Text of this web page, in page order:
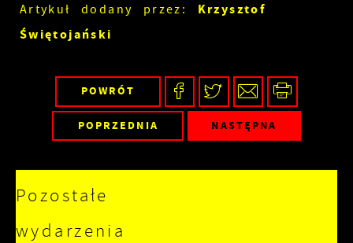
Artykuł dodany przez: Krzysztof
Świętojański
POWRÓT
POPRZEDNIA NASTĘPNA
Pozostałe
wydarzenia